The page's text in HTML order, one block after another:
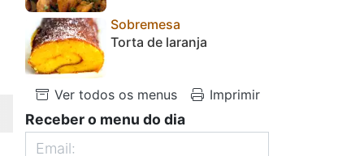
Sobremesa
Torta de laranja
Ver todos os menus Imprimir
Receber o menu do dia